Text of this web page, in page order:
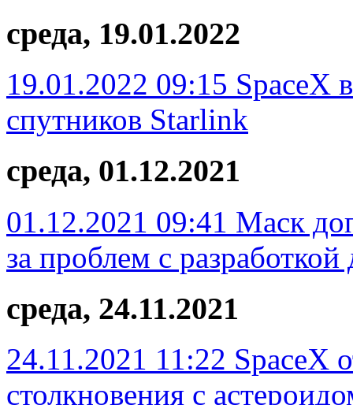
среда, 19.01.2022
19.01.2022 09:15 SpaceX
спутников Starlink
среда, 01.12.2021
01.12.2021 09:41 Маск
за проблем с разработкой
среда, 24.11.2021
24.11.2021 11:22 SpaceX
столкновения с